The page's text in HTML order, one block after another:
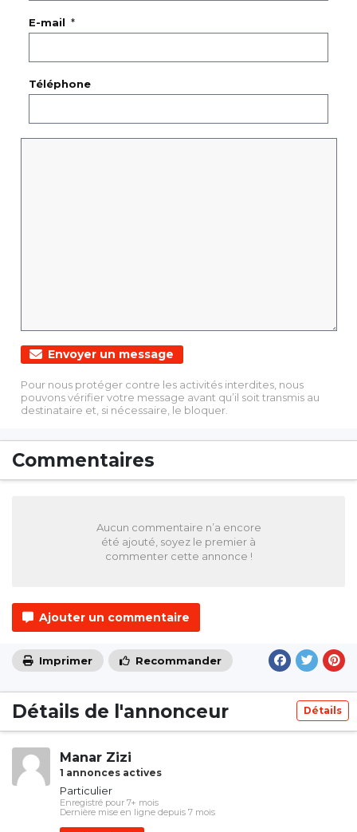
E-mail *
Téléphone
Envoyer un message
Pour nous protéger contre les activités interdites, nous
pouvons vérifier votre message avant qu’il soit transmis au
destinataire et, si nécessaire, le bloquer.
Commentaires
Aucun commentaire n’a encore
été ajouté, soyez le premier à
commenter cette annonce !
Ajouter un commentaire
Imprimer Recommander
Détails de l'annonceur Détails
Manar Zizi
1 annonces actives
Particulier
Enregistré pour 7+ mois
Dernière mise en ligne depuis 7 mois